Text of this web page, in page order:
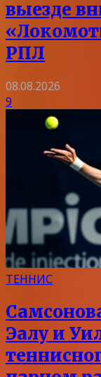
выезде
РПЛ
08.08.2026
9
ТЕННИС
Эалу и